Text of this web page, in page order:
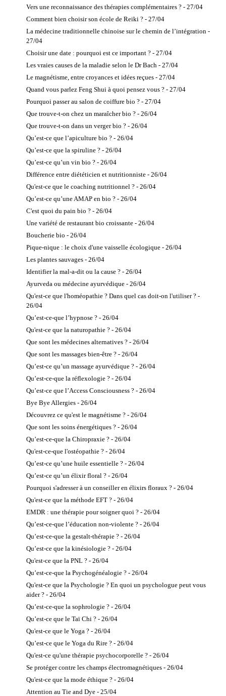
Vers une reconnaissance des thérapies complémentaires ? - 27/04
Comment bien choisir son école de Reiki ? - 27/04
La médecine traditionnelle chinoise sur le chemin de l’intégration -
27/04
Choisir une date : pourquoi est ce important ? - 27/04
Les vraies causes de la maladie selon le Dr Bach - 27/04
Le magnétisme, entre croyances et idées reçues - 27/04
Quand vous parlez Feng Shui à quoi pensez vous ? - 27/04
Pourquoi passer au salon de coiffure bio ? - 27/04
Que trouve-t-on chez un maraîcher bio ? - 26/04
Que trouve-t-on dans un verger bio ? - 26/04
Qu’est-ce que l’apiculture bio ? - 26/04
Qu’est-ce que la spiruline ? - 26/04
Qu’est-ce qu’un vin bio ? - 26/04
Différence entre diététicien et nutritionniste - 26/04
Qu'est-ce que le coaching nutritionnel ? - 26/04
Qu’est-ce qu’une AMAP en bio ? - 26/04
C'est quoi du pain bio ? - 26/04
Une variété de restaurant bio croissante - 26/04
Boucherie bio - 26/04
Pique-nique : le choix d'une vaisselle écologique - 26/04
Les plantes sauvages - 26/04
Identifier la mal-a-dit ou la cause ? - 26/04
Ayurveda ou médecine ayurvédique - 26/04
Qu'est-ce que l'homéopathie ? Dans quel cas doit-on l'utiliser ? -
26/04
Qu’est-ce-que l’hypnose ? - 26/04
Qu'est-ce que la naturopathie ? - 26/04
Que sont les médecines alternatives ? - 26/04
Que sont les massages bien-être ? - 26/04
Qu’est-ce qu’un massage ayurvédique ? - 26/04
Qu’est-ce-que la réflexologie ? - 26/04
Qu’est-ce que l’Access Consciousness ? - 26/04
Bye Bye Allergies - 26/04
Découvrez ce qu'est le magnétisme ? - 26/04
Que sont les soins énergétiques ? - 26/04
Qu’est-ce-que la Chiropraxie ? - 26/04
Qu'est-ce-que l'ostéopathie ? - 26/04
Qu’est-ce qu’une huile essentielle ? - 26/04
Qu’est-ce qu’un élixir floral ? - 26/04
Pourquoi s'adresser à un conseiller en élixirs floraux ? - 26/04
Qu'est-ce que la méthode EFT ? - 26/04
EMDR : une thérapie pour soigner quoi ? - 26/04
Qu’est-ce-que l’éducation non-violente ? - 26/04
Qu’est-ce-que la gestalt-thérapie ? - 26/04
Qu’est-ce que la kinésiologie ? - 26/04
Qu'est-ce que la PNL ? - 26/04
Qu’est-ce-que la Psychogénéalogie ? - 26/04
Qu'est-ce que la Psychologie ? En quoi un psychologue peut vous
aider ? - 26/04
Qu’est-ce-que la sophrologie ? - 26/04
Qu’est-ce que le Taï Chi ? - 26/04
Qu'est-ce que le Yoga ? - 26/04
Qu’est-ce que le Yoga du Rire ? - 26/04
Qu'est-ce qu'une thérapie psychocorporelle ? - 26/04
Se protéger contre les champs électromagnétiques - 26/04
Qu'est-ce que la mode éthique ? - 26/04
Attention au Tie and Dye - 25/04